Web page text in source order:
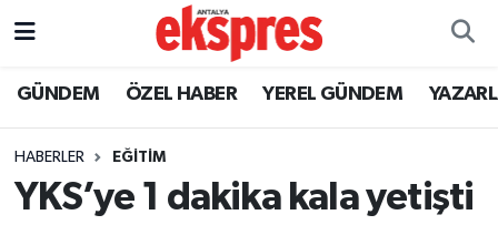
GÜNDEM ÖZEL HABER YEREL GÜNDEM
HABERLER EĞİTİM
YKS’ye 1 dakika kala yetişti
ÖZEL HABER
YEREL GÜNDEM
Nöbetçi Eczaneler
Trafik Durumu